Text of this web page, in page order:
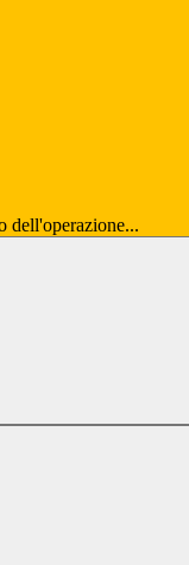
dell'operazione...